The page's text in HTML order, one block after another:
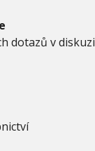
dotazů v diskuzi